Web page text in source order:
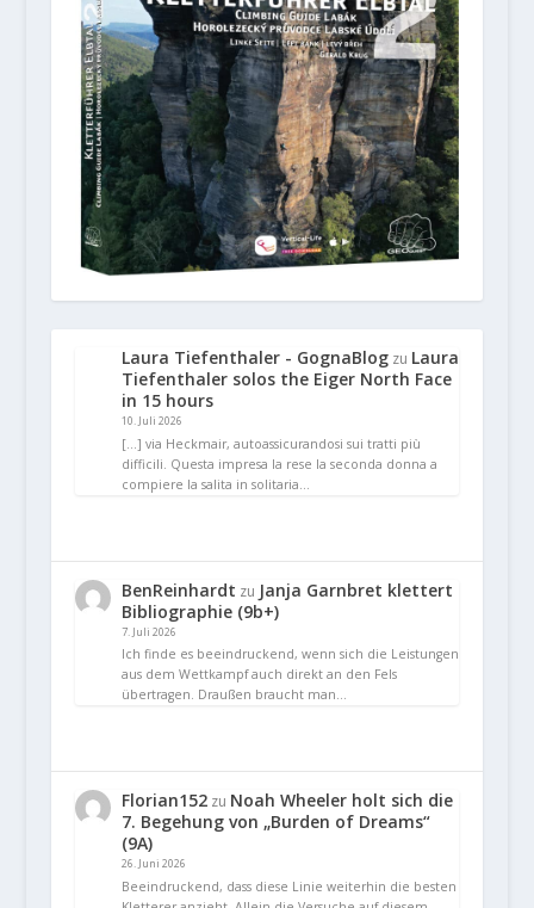
Laura Tiefenthaler - GognaBlogzu Laura
Tiefenthaler solos the Eiger North Face
in 15 hours
10. Juli 2026
[…] via Heckmair, autoassicurandosi sui tratti più
difficili. Questa impresa la rese la seconda donna a
compiere la salita in solitaria…
BenReinhardt zu Janja Garnbret klettert
Bibliographie (9b+)
7. Juli 2026
Ich finde es beeindruckend, wenn sich die Leistungen
aus dem Wettkampf auch direkt an den Fels
übertragen. Draußen braucht man…
Florian152zu Noah Wheeler holt sich die
7. Begehung von „Burden of Dreams“
(9A)
26. Juni 2026
Beeindruckend, dass diese Linie weiterhin die besten